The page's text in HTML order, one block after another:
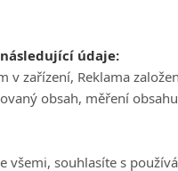
údaje:
zařízení, Reklama
obsah, měření
všemi, souhlasíte s